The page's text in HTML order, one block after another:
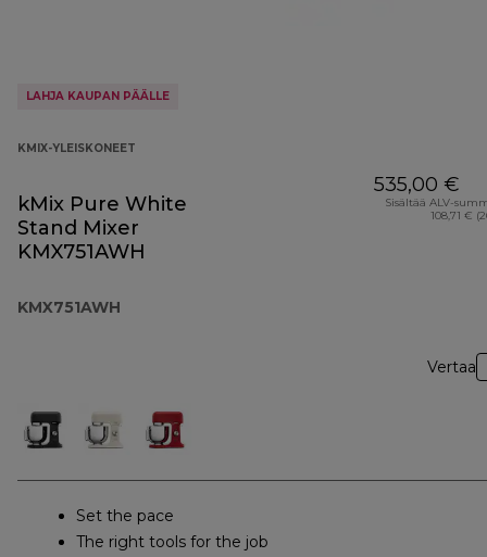
LAHJA KAUPAN PÄÄLLE
KMIX-YLEISKONEET
kMix Pure White
Stand Mixer
KMX751AWH
KMX751AWH
535,00 €
Sisältää ALV-
108,71 €
Vertaa
Set the pace
The right tools for the job